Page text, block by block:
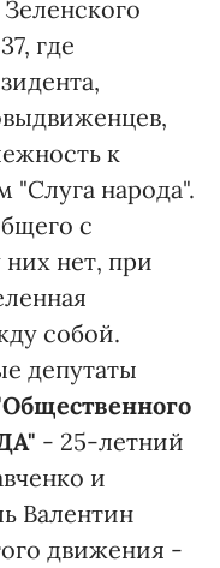
где
к
"Слуга народа".
с
нет, при
собой.
депутаты
Общественного
- 25-летний
и
Валентин
движения -